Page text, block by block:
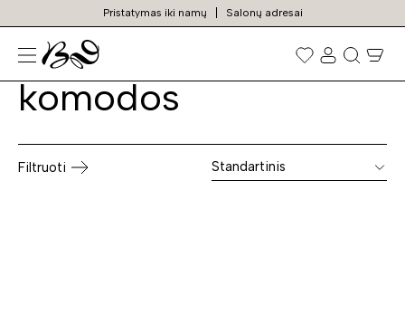
Pristatymas iki namų Salonų adresai
Prekių
paieška
Raudonmedžio
komodos
Filtruoti Standartinis